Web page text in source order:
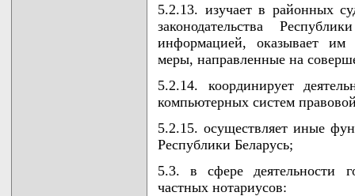
5.2.13. изучает в районных
законодательства
информацией, оказывает им
меры, направленные на
5.2.14. координирует
компьютерных систем
5.2.15. осуществляет иные
Республики Беларусь;
5.3. в сфере деятельности
частных нотариусов: